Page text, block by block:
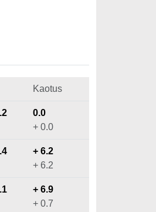
Kaotus
0.0
+ 0.0
+ 6.2
+ 6.2
+ 6.9
+ 0.7